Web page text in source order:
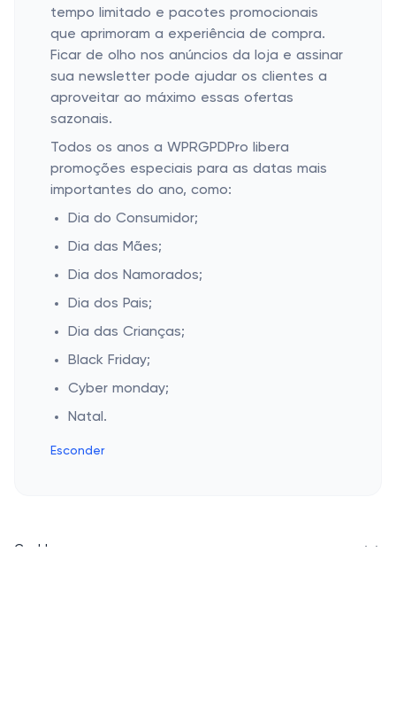
tempo limitado e pacotes promocionais
que aprimoram a experiência de compra.
Ficar de olho nos anúncios da loja e assinar
sua newsletter pode ajudar os clientes a
aproveitar ao máximo essas ofertas
sazonais.
Todos os anos a WPRGPDPro libera
promoções especiais para as datas mais
importantes do ano, como:
Dia do Consumidor;
Dia das Mães;
Dia dos Namorados;
Dia dos Pais;
Dia das Crianças;
Black Friday;
Cyber monday;
Natal.
Esconder
Cashbe